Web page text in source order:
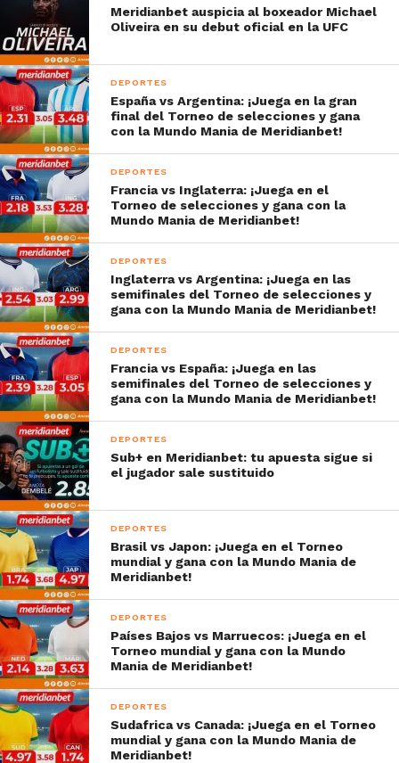
Meridianbet auspicia al boxeador Michael
Oliveira en su debut oficial en la UFC
DEPORTES
España vs Argentina: ¡Juega en la gran
final del Torneo de selecciones y gana
con la Mundo Mania de Meridianbet!
DEPORTES
Francia vs Inglaterra: ¡Juega en el
Torneo de selecciones y gana con la
Mundo Mania de Meridianbet!
DEPORTES
Inglaterra vs Argentina: ¡Juega en las
semifinales del Torneo de selecciones y
gana con la Mundo Mania de Meridianbet!
DEPORTES
Francia vs España: ¡Juega en las
semifinales del Torneo de selecciones y
gana con la Mundo Mania de Meridianbet!
DEPORTES
Sub+ en Meridianbet: tu apuesta sigue si
el jugador sale sustituido
DEPORTES
Brasil vs Japon: ¡Juega en el Torneo
mundial y gana con la Mundo Mania de
Meridianbet!
DEPORTES
Países Bajos vs Marruecos: ¡Juega en el
Torneo mundial y gana con la Mundo
Mania de Meridianbet!
DEPORTES
Sudafrica vs Canada: ¡Juega en el Torneo
mundial y gana con la Mundo Mania de
Meridianbet!